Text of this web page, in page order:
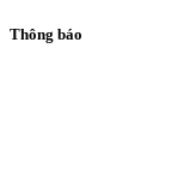
Thông báo